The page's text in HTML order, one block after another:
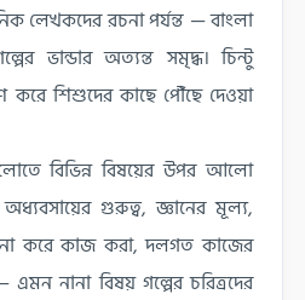
লেখকদের রচনা পর্যন্ত — বাংলা
ভান্ডার অত্যন্ত সমৃদ্ধ। চিন্টু
করে শিশুদের কাছে পৌঁছে দেওয়া
বিভিন্ন বিষয়ের উপর আলো
গুরুত্ব, জ্ঞানের মূল্য,
করে কাজ করা, দলগত কাজের
নানা বিষয় গল্পের চরিত্রদের